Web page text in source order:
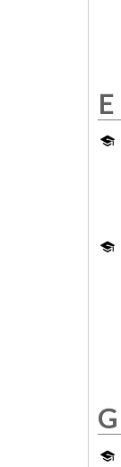
E
G